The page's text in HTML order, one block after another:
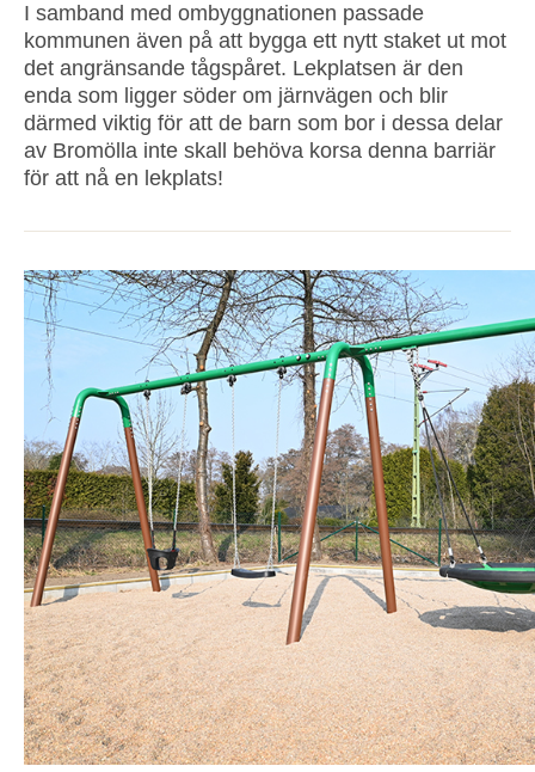
I samband med ombyggnationen passade
kommunen även på att bygga ett nytt staket ut mot
det angränsande tågspåret. Lekplatsen är den
enda som ligger söder om järnvägen och blir
därmed viktig för att de barn som bor i dessa delar
av Bromölla inte skall behöva korsa denna barriär
för att nå en lekplats!